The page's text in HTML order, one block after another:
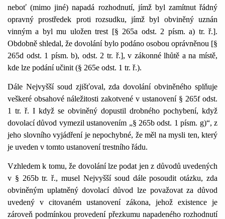
neboť (mimo jiné) napadá rozhodnutí, jímž byl zamítnut řádný
opravný prostředek proti rozsudku, jímž byl obviněný uznán
vinným a byl mu uložen trest [§ 265a odst. 2 písm. a) tr. ř.].
Obdobně shledal, že dovolání bylo podáno osobou oprávněnou [§
265d odst. 1 písm. b), odst. 2 tr. ř.], v zákonné lhůtě a na místě,
kde lze podání učinit (§ 265e odst. 1 tr. ř.).
Dále Nejvyšší soud zjišťoval, zda dovolání obviněného splňuje
veškeré obsahové náležitosti zakotvené v ustanovení § 265f odst.
1 tr. ř. I když se obviněný dopustil drobného pochybení, když
dovolací důvod vymezil ustanovením „§ 265b odst. 1 písm. g)“, z
jeho slovního vyjádření je nepochybné, že měl na mysli ten, který
je uveden v tomto ustanovení trestního řádu.
Vzhledem k tomu, že dovolání lze podat jen z důvodů uvedených
v § 265b tr. ř., musel Nejvyšší soud dále posoudit otázku, zda
obviněným uplatněný dovolací důvod lze považovat za důvod
uvedený v citovaném ustanovení zákona, jehož existence je
zároveň podmínkou provedení přezkumu napadeného rozhodnutí